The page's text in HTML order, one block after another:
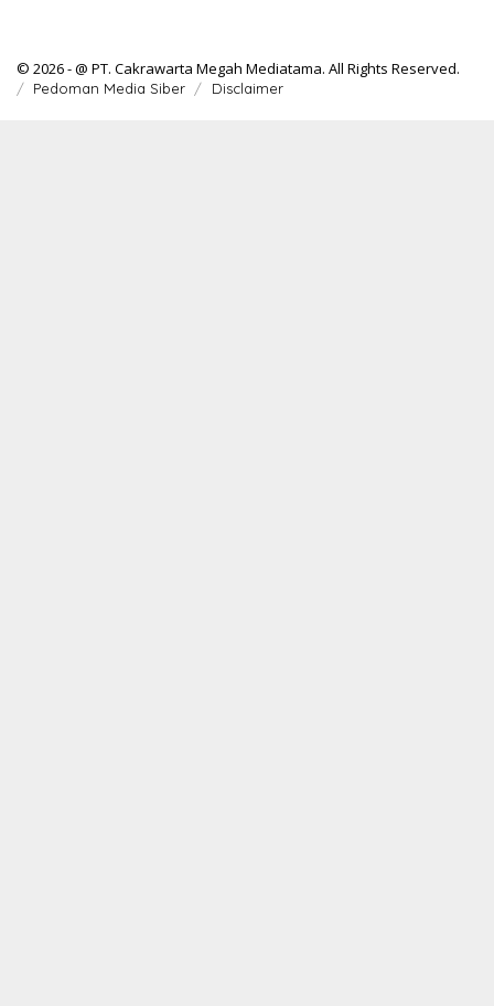
© 2026 - @ PT. Cakrawarta Megah Mediatama. All Rights Reserved.
Pedoman Media Siber Disclaimer